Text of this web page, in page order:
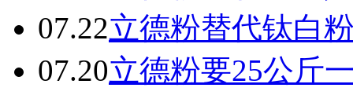
07.22立德粉替代钛白
07.20立德粉要25公斤